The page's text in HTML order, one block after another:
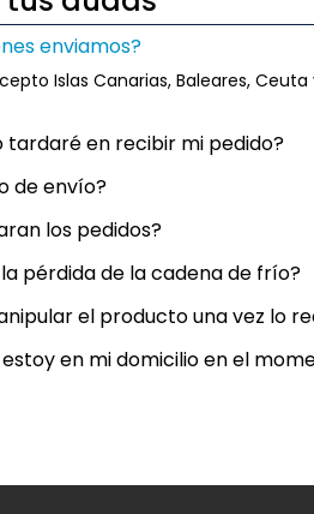
enviamos?
Islas Canarias, Baleares, Ceuta
tardaré en recibir mi pedido?
de envío?
los pedidos?
pérdida de la cadena de frío?
el producto una vez lo
estoy en mi domicilio en el